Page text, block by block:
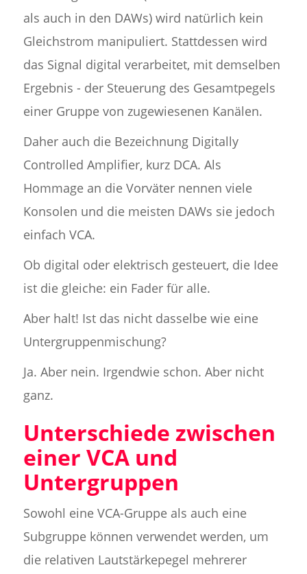
als auch in den DAWs) wird natürlich kein
Gleichstrom manipuliert. Stattdessen wird
das Signal digital verarbeitet, mit demselben
Ergebnis - der Steuerung des Gesamtpegels
einer Gruppe von zugewiesenen Kanälen.
Daher auch die Bezeichnung Digitally
Controlled Amplifier, kurz DCA. Als
Hommage an die Vorväter nennen viele
Konsolen und die meisten DAWs sie jedoch
einfach VCA.
Ob digital oder elektrisch gesteuert, die Idee
ist die gleiche: ein Fader für alle.
Aber halt! Ist das nicht dasselbe wie eine
Untergruppenmischung?
Ja. Aber nein. Irgendwie schon. Aber nicht
ganz.
Unterschiede zwischen
einer VCA und
Untergruppen
Sowohl eine VCA-Gruppe als auch eine
Subgruppe können verwendet werden, um
die relativen Lautstärkepegel mehrerer